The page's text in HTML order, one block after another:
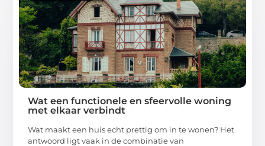
Wat een functionele en sfeervolle woning
met elkaar verbindt
Wat maakt een huis echt prettig om in te wonen? Het
antwoord ligt vaak in de combinatie van